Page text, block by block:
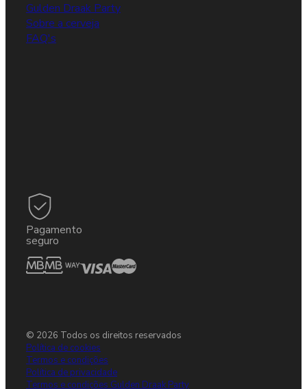
Gulden Draak Party
Sobre a cerveja
FAQ's
Pagamento
seguro
© 2026 Todos os direitos reservados
Política de cookies
Termos e condições
Política de privacidade
Termos e condições Gulden Draak Party